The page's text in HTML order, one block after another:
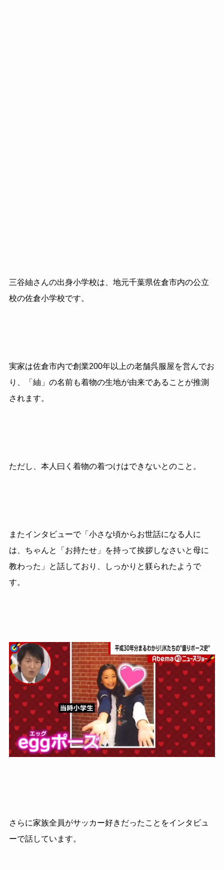
三谷紬さんの出身小学校は、地元千葉県佐倉市内の公立
校の佐倉小学校です。
実家は佐倉市内で創業200年以上の老舗呉服屋を営んでお
り、「紬」の名前も着物の生地が由来であることが推測
されます。
ただし、本人曰く着物の着つけはできないとのこと。
またインタビューで「小さな頃からお世話になる人に
は、ちゃんと「お持たせ」を持って挨拶しなさいと母に
教わった」と話しており、しっかりと躾られたようで
す。
さらに家族全員がサッカー好きだったことをインタビュ
ーで話しています。